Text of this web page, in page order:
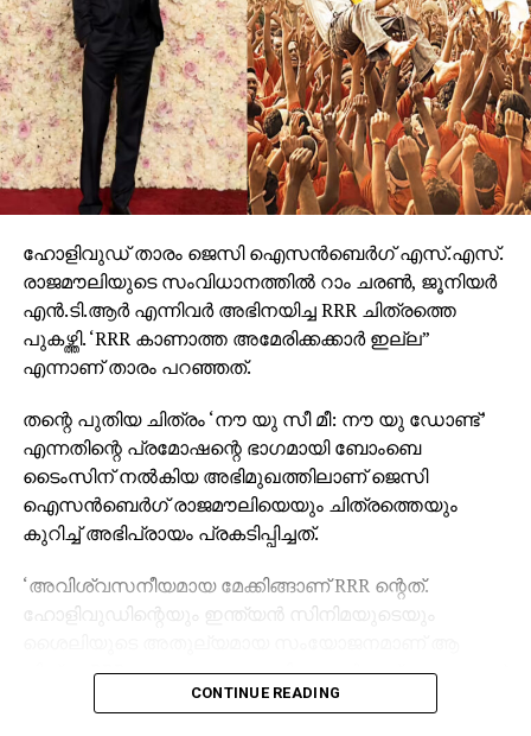
ഞഞഞ എന്നിവയുടെ സംവിധായകന്‍ രാജമൗലിയുടെ
ഈ ബ്രഹ്‌മാണ്ഡ പ്രോജക്റ്റ് 2027-ല്‍
തിയേറ്ററുകളിലേക്ക് എത്തും.
ഹോളിവുഡ് താരം ജെസി ഐസന്‍ബെര്‍ഗ് എസ്.എസ്.
രാജമൗലിയുടെ സംവിധാനത്തില്‍ റാം ചരണ്‍, ജൂനിയര്‍
എന്‍.ടി.ആര്‍ എന്നിവര്‍ അഭിനയിച്ച RRR ചിത്രത്തെ
പുകഴ്ത്തി. ‘RRR കാണാത്ത അമേരിക്കക്കാര്‍ ഇല്ല”
എന്നാണ് താരം പറഞ്ഞത്.
തന്റെ പുതിയ ചിത്രം ‘നൗ യു സീ മീ: നൗ യു ഡോണ്ട്’
എന്നതിന്റെ പ്രമോഷന്റെ ഭാഗമായി ബോംബെ
ടൈംസിന് നല്‍കിയ അഭിമുഖത്തിലാണ് ജെസി
ഐസന്‍ബെര്‍ഗ് രാജമൗലിയെയും ചിത്രത്തെയും
കുറിച്ച് അഭിപ്രായം പ്രകടിപ്പിച്ചത്.
‘അവിശ്വസനീയമായ മേക്കിങ്ങാണ് RRR ന്റെത്.
ഹോളിവുഡിന്റെയും ഇന്ത്യന്‍ സിനിമയുടെയും
ചിത്രം. RRR കാണാത്ത അമേരിക്കക്കാര്‍ ഇല്ലെന്നതാണ്
എന്റെ വിശ്വാസം,” – ജെസി ഐസന്‍ബെര്‍ഗ് പറഞ്ഞു.
CONTINUE READING